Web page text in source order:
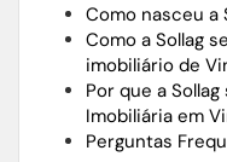
Como nasceu a
Como a Sollag
imobiliário de
Por que a
Imobiliária em
Perguntas